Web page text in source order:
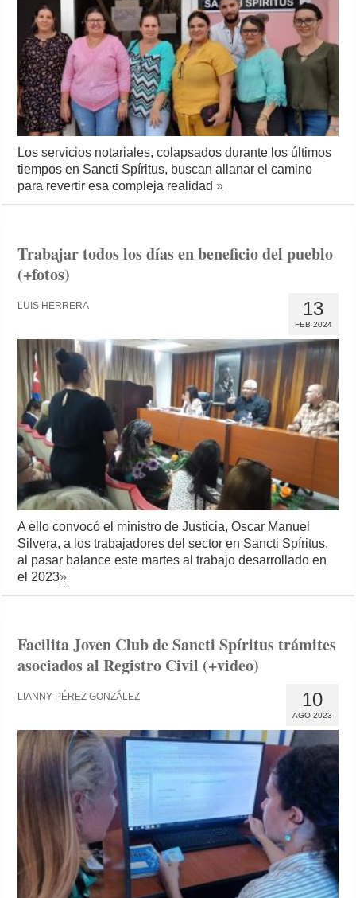
Los servicios notariales, colapsados durante los últimos
tiempos en Sancti Spíritus, buscan allanar el camino
para revertir esa compleja realidad»
Trabajar todos los días en beneficio del pueblo
(+fotos)
13
FEB 2024
LUIS HERRERA
A ello convocó el ministro de Justicia, Oscar Manuel
Silvera, a los trabajadores del sector en Sancti Spíritus,
al pasar balance este martes al trabajo desarrollado en
el 2023»
Facilita Joven Club de Sancti Spíritus trámites
asociados al Registro Civil (+video)
10
AGO 2023
LIANNY PÉREZ GONZÁLEZ